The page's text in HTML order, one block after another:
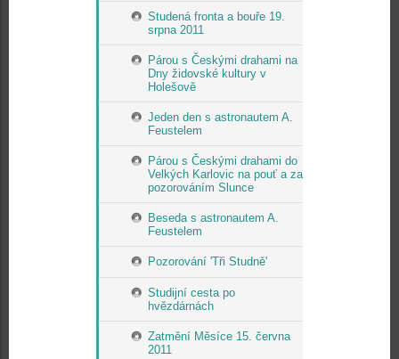
Studená fronta a bouře 19.
srpna 2011
Párou s Českými drahami na
Dny židovské kultury v
Holešově
Jeden den s astronautem A.
Feustelem
Párou s Českými drahami do
Velkých Karlovic na pouť a za
pozorováním Slunce
Beseda s astronautem A.
Feustelem
Pozorování 'Tři Studně'
Studijní cesta po
hvězdárnách
Zatmění Měsíce 15. června
2011